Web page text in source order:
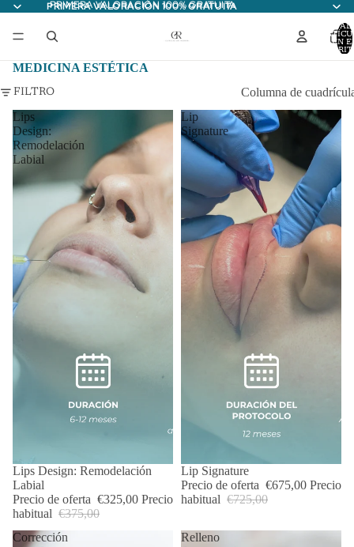
PRIMERA VALORACIÓN 100% GRATUITA
PRIMERA VALORACIÓN 100% GRATUITA
TOTAL
EN
MEDICINA ESTÉTICA
FILTRO
Columna de
Lips
Design:
Remodelación
Labial
OFERTA
Lips Design: Remodelación
Labial
Precio de oferta €325,00 Precio
habitual €375,00
Lip
Signature
OFERTA
Lip Signature
Precio de oferta €675,00 Precio
habitual €725,00
Corrección
Relleno